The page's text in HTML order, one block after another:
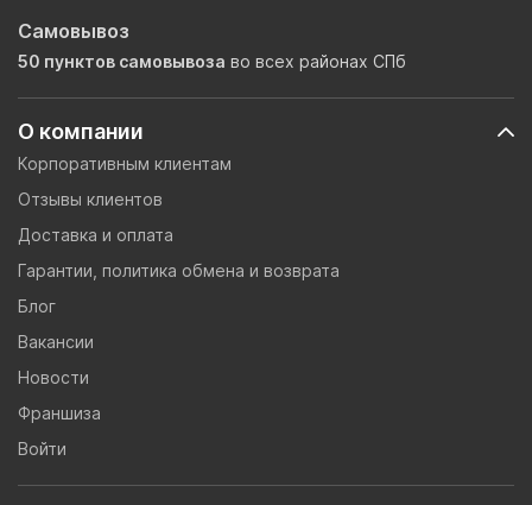
О компании
Корпоративным клиентам
Отзывы клиентов
Доставка и оплата
Гарантии, политика обмена и возврата
Блог
Вакансии
Новости
Франшиза
Войти
Самовывоз
50 пунктов самовывоза во всех районах СПб